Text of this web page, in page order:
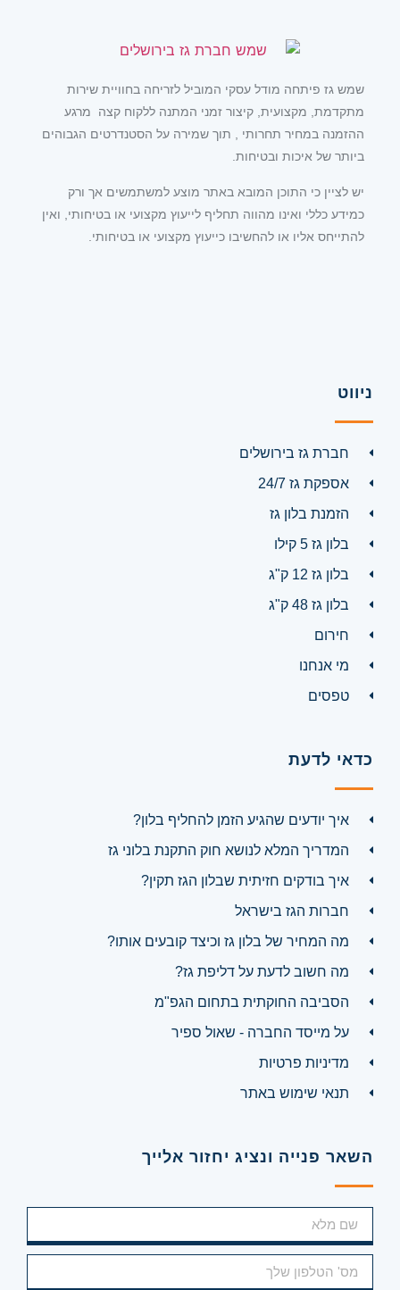
שמש גז פיתחה מודל עסקי המוביל לזריחה בחוויית שירות
מתקדמת, מקצועית, קיצור זמני המתנה ללקוח קצה מרגע
ההזמנה במחיר תחרותי , תוך שמירה על הסטנדרטים הגבוהים
ביותר של איכות ובטיחות.
יש לציין כי התוכן המובא באתר מוצע למשתמשים אך ורק
כמידע כללי ואינו מהווה תחליף לייעוץ מקצועי או בטיחותי, ואין
להתייחס אליו או להחשיבו כייעוץ מקצועי או בטיחותי.
ניווט
חברת גז בירושלים
אספקת גז 24/7
הזמנת בלון גז
בלון גז 5 קילו
בלון גז 12 ק"ג
בלון גז 48 ק"ג
חירום
מי אנחנו
טפסים
כדאי לדעת
איך יודעים שהגיע הזמן להחליף בלון?
המדריך המלא לנושא חוק התקנת בלוני גז
איך בודקים חזיתית שבלון הגז תקין?
חברות הגז בישראל
מה המחיר של בלון גז וכיצד קובעים אותו?
מה חשוב לדעת על דליפת גז?
הסביבה החוקתית בתחום הגפ"מ
על מייסד החברה - שאול ספיר
מדיניות פרטיות
תנאי שימוש באתר
השאר פנייה ונציג יחזור אלייך